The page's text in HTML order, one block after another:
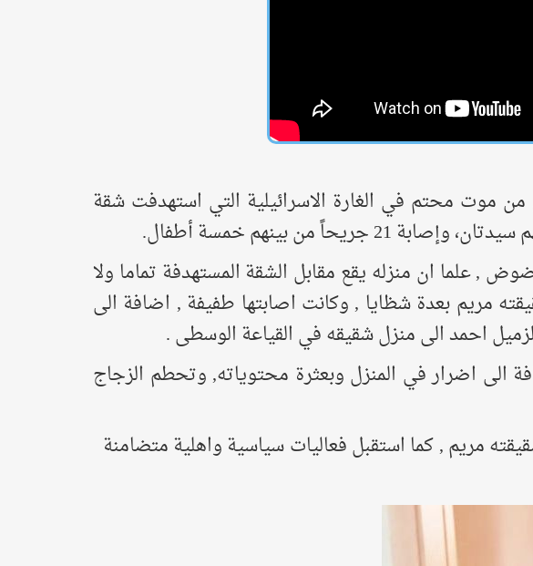
من موت محتم في الغارة الاسرائيلية التي استهدفت شقة
من بينهم خمسة أطفال.
, علما ان منزله يقع مقابل الشقة المستهدفة تماما ولا
مريم بعدة شظايا , وكانت اصابتها طفيفة , اضافة الى
احمد الى منزل شقيقه في القياعة الوسطى .
الى اضرار في المنزل وبعثرة محتوياته, وتحطم الزجاج
مريم , كما استقبل فعاليات سياسية واهلية متضامنة